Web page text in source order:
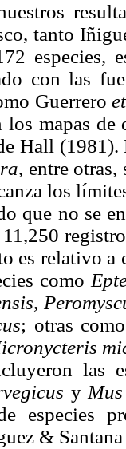
tanto
especies,
con las
Guerrero
mapas de
Hall (1981).
, entre otras,
los
que no se
es relativo a
como
,
; otras
las
y
especies
&